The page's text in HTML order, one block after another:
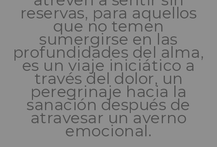
reservas, para aquellos
que no temen
sumergirse en las
profundidades del alma,
es un viaje iniciático a
través del dolor, un
peregrinaje hacia la
sanación después de
atravesar un averno
emocional.